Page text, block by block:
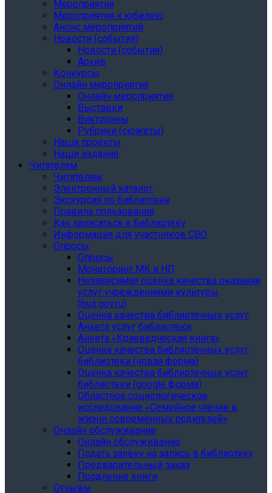
Мероприятия
Мероприятия к юбилею
Анонс мероприятий
Новости (события)
Новости (события)
Архив
Конкурсы
Онлайн мероприятия
Онлайн мероприятия
Выставки
Викторины
Рубрики (сюжеты)
Наши проекты
Наши издания
Читателям
Читателям
Электронный каталог
Экскурсия по библиотеке
Правила пользования
Как записаться в библиотеку
Информация для участников СВО
Опросы
Опросы
Мониторинг МК и НП
Независимая оценка качества оказания
услуг учреждениями культуры
(bus.gov.ru)
Оценка качества библиотечных услуг
Анкета услуг библиотеки
Анкета «Краеведческая книга»
Oценка качества библиотечных услуг
библиотеки (новая форма)
Oценка качества библиотечных услуг
библиотеки (google форма)
Областное социологическое
исследование «Семейное чтение в
жизни современных родителей»
Онлайн обслуживание
Онлайн обслуживание
Подать заявку на запись в библиотеку
Предварительный заказ
Продление книги
Отзывы